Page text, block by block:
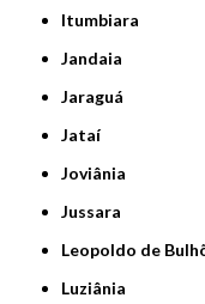
Itumbiara
Jandaia
Jaraguá
Jataí
Joviânia
Jussara
Leopoldo de
Luziânia